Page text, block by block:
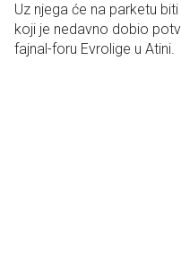
Uz njega će na parketu
koji je nedavno dobio
fajnal-foru Evrolige u Atini.